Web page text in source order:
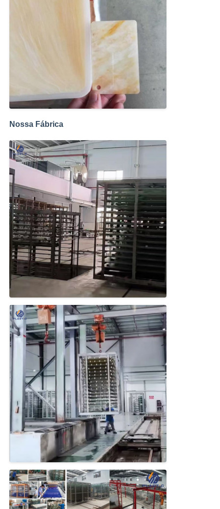
Nossa Fábrica